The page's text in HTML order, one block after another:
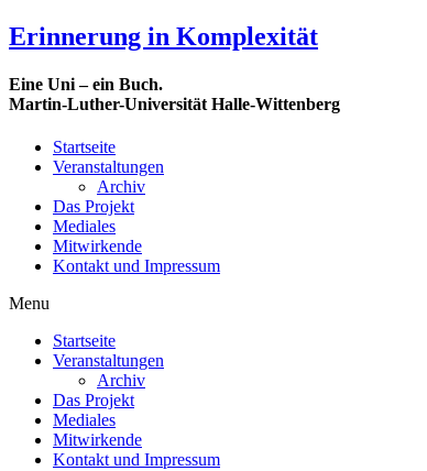
Erinnerung in Komplexität
Eine Uni – ein Buch.
Martin-Luther-Universität Halle-Wittenberg
Startseite
Veranstaltungen
Archiv
Das Projekt
Mediales
Mitwirkende
Kontakt und Impressum
Menu
Startseite
Veranstaltungen
Archiv
Das Projekt
Mediales
Mitwirkende
Kontakt und Impressum